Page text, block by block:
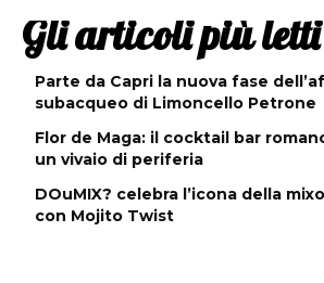
Gli articoli più letti
Parte da Capri la nuova fase
subacqueo di Limoncello Petrone
Flor de Maga: il cocktail bar
un vivaio di periferia
DOuMIX? celebra l’icona della
con Mojito Twist